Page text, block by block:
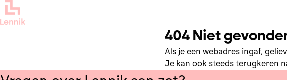
404 Niet
Als je een webadres ingaf,
Je kan ook steeds terugkeren